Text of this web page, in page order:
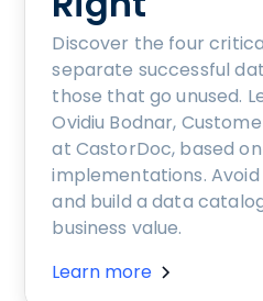
Discover the four
separate successful
those that go unused.
Ovidiu Bodnar,
at CastorDoc, based on
implementations.
and build a data
business value.
Learn more